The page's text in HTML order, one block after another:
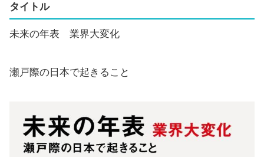
タイトル
未来の年表 業界大変化
瀬戸際の日本で起きること